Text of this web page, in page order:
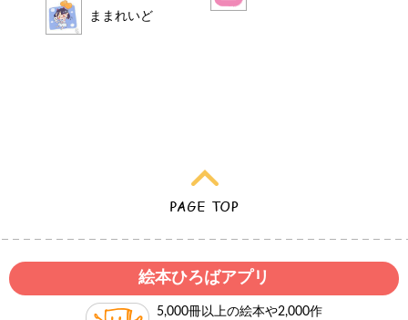
ままれいど
絵本ひろばアプリ
5,000冊以上の絵本や2,000作